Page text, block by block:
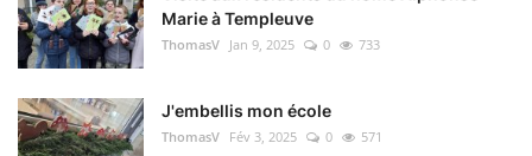
Marie à Templeuve
ThomasV Jan 9, 2025 0 733
J'embellis mon école
ThomasV Fév 3, 2025 0 571